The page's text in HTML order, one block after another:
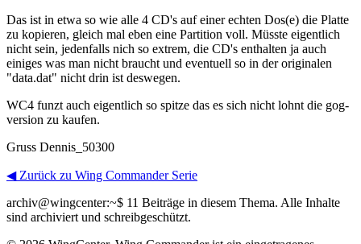
Das ist in etwa so wie alle 4 CD's auf einer echten Dos(e) die Platte
zu kopieren, gleich mal eben eine Partition voll. Müsste eigentlich
nicht sein, jedenfalls nich so extrem, die CD's enthalten ja auch
einiges was man nicht braucht und eventuell so in der originalen
"data.dat" nicht drin ist deswegen.
WC4 funzt auch eigentlich so spitze das es sich nicht lohnt die gog-
version zu kaufen.
Gruss Dennis_50300
◀ Zurück zu Wing Commander Serie
archiv@wingcenter:~$ 11 Beiträge in diesem Thema. Alle Inhalte
sind archiviert und schreibgeschützt.